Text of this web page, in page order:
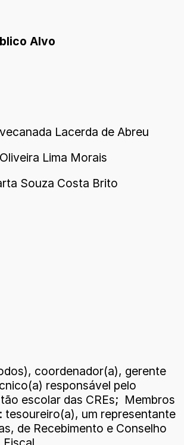
Alvo
Lacerda de Abreu
Lima Morais
Souza Costa Brito
coordenador(a), gerente
responsável pelo
escolar das CREs; Membros
tesoureiro(a), um representante
de Recebimento e Conselho